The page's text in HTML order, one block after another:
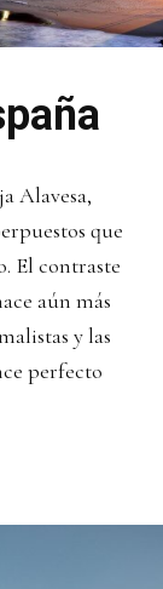
Alavesa,
que
El contraste
aún más
y las
perfecto